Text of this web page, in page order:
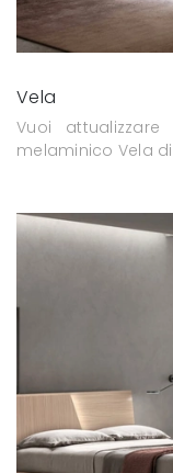
Vela
Vuoi
melaminico Vela